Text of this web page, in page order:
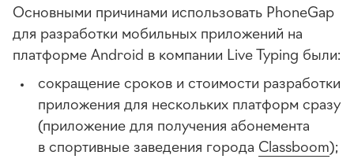
Основными причинами использовать PhoneGap
для разработки мобильных приложений на
платформе Android в компании Live Typing были:
сокращение сроков и стоимости разработки
приложения для нескольких платформ сразу
(приложение для получения абонемента
в спортивные заведения города Classboom);